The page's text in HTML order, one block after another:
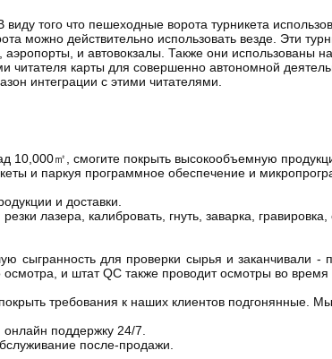
того что пешеходные ворота турникета
можно действительно использовать везде. Эти
и автовокзалы. Также они использованы
карты для совершенно автономной
интеграции с этими читателями.
㎡, смогите покрыть высокообъемную
и паркуя программное обеспечение и
и доставки.
лазера, калибровать, гнуть, заварка,
для проверки сырья и заканчивали -
и штат QC также проводит осмотры во время
требования к наших клиентов подгонянные.
поддержку 24/7.
после-продажи.